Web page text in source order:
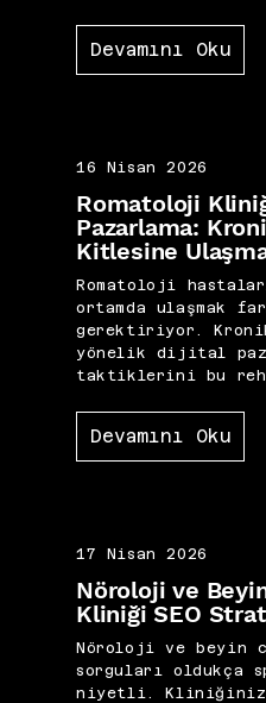
Devamını Oku
16 Nisan 2026
Romatoloji
Pazarlama:
Kitlesine
Romatoloji
ortamda ulaşmak
gerektiriyor.
yönelik dijital
taktiklerini bu
Devamını Oku
17 Nisan 2026
Nöroloji ve
Kliniği SEO
Nöroloji ve beyin
sorguları oldukça
niyetli. Kliniğiniz